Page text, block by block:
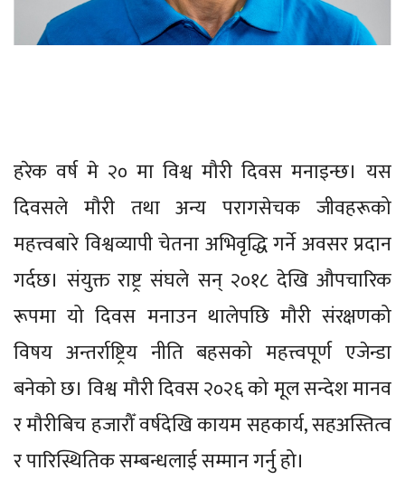
हरेक वर्ष मे २० मा विश्व मौरी दिवस मनाइन्छ। यस
दिवसले मौरी तथा अन्य परागसेचक जीवहरूको
महत्त्वबारे विश्वव्यापी चेतना अभिवृद्धि गर्ने अवसर प्रदान
गर्दछ। संयुक्त राष्ट्र संघले सन् २०१८ देखि औपचारिक
रूपमा यो दिवस मनाउन थालेपछि मौरी संरक्षणको
विषय अन्तर्राष्ट्रिय नीति बहसको महत्त्वपूर्ण एजेन्डा
बनेको छ। विश्व मौरी दिवस २०२६ को मूल सन्देश मानव
र मौरीबिच हजारौँ वर्षदेखि कायम सहकार्य, सहअस्तित्व
र पारिस्थितिक सम्बन्धलाई सम्मान गर्नु हो।